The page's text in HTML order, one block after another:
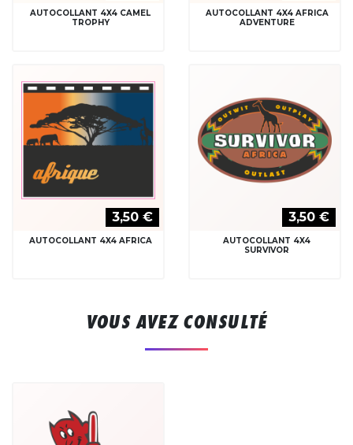
AUTOCOLLANT 4X4 CAMEL
TROPHY
AUTOCOLLANT 4X4 AFRICA
ADVENTURE
3,50 €
AUTOCOLLANT 4X4 AFRICA
3,50 €
AUTOCOLLANT 4X4
SURVIVOR
VOUS AVEZ CONSULTÉ